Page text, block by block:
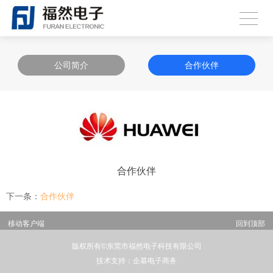
公司简介 合作伙伴
合作伙伴
下一条： 合作伙伴
移动客户端 回到顶部
版权所有©东莞市福然电子科技有限公司
技术支持：企慕电子商务